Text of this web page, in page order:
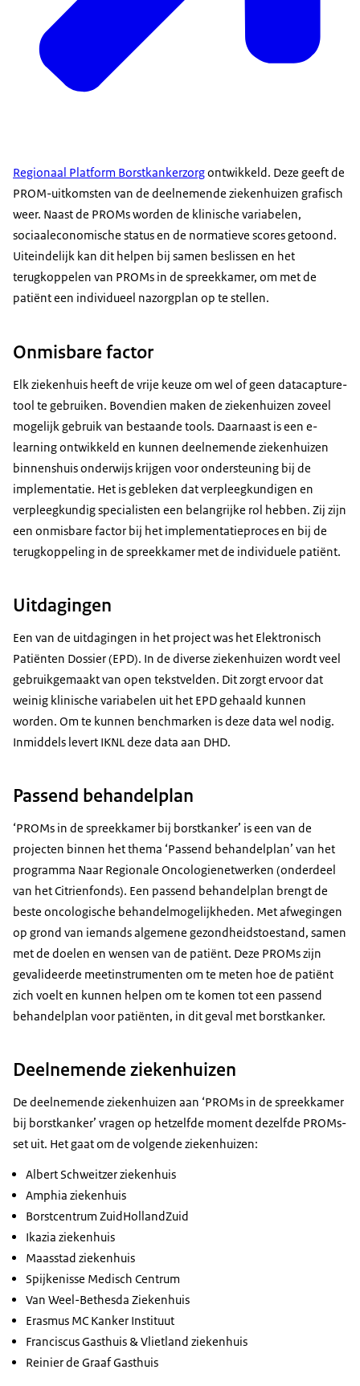
Regionaal Platform Borstkankerzorgontwikkeld. Deze geeft de
PROM-uitkomsten van de deelnemende ziekenhuizen grafisch
weer. Naast de PROMs worden de klinische variabelen,
sociaaleconomische status en de normatieve scores getoond.
Uiteindelijk kan dit helpen bij samen beslissen en het
terugkoppelen van PROMs in de spreekkamer, om met de
patiënt een individueel nazorgplan op te stellen.
Onmisbare factor
Elk ziekenhuis heeft de vrije keuze om wel of geen datacapture-
tool te gebruiken. Bovendien maken de ziekenhuizen zoveel
mogelijk gebruik van bestaande tools. Daarnaast is een e-
learning ontwikkeld en kunnen deelnemende ziekenhuizen
binnenshuis onderwijs krijgen voor ondersteuning bij de
implementatie. Het is gebleken dat verpleegkundigen en
verpleegkundig specialisten een belangrijke rol hebben. Zij zijn
een onmisbare factor bij het implementatieproces en bij de
terugkoppeling in de spreekkamer met de individuele patiënt.
Uitdagingen
Een van de uitdagingen in het project was het Elektronisch
Patiënten Dossier (EPD). In de diverse ziekenhuizen wordt veel
gebruikgemaakt van open tekstvelden. Dit zorgt ervoor dat
weinig klinische variabelen uit het EPD gehaald kunnen
worden. Om te kunnen benchmarken is deze data wel nodig.
Inmiddels levert IKNL deze data aan DHD.
Passend behandelplan
‘PROMs in de spreekkamer bij borstkanker’ is een van de
projecten binnen het thema ‘Passend behandelplan’ van het
programma Naar Regionale Oncologienetwerken (onderdeel
van het Citrienfonds). Een passend behandelplan brengt de
beste oncologische behandelmogelijkheden. Met afwegingen
op grond van iemands algemene gezondheidstoestand, samen
met de doelen en wensen van de patiënt. Deze PROMs zijn
gevalideerde meetinstrumenten om te meten hoe de patiënt
zich voelt en kunnen helpen om te komen tot een passend
behandelplan voor patiënten, in dit geval met borstkanker.
Deelnemende ziekenhuizen
De deelnemende ziekenhuizen aan ‘PROMs in de spreekkamer
bij borstkanker’ vragen op hetzelfde moment dezelfde PROMs-
set uit. Het gaat om de volgende ziekenhuizen:
Albert Schweitzer ziekenhuis
Amphia ziekenhuis
Borstcentrum ZuidHollandZuid
Ikazia ziekenhuis
Maasstad ziekenhuis
Spijkenisse Medisch Centrum
Van Weel-Bethesda Ziekenhuis
Erasmus MC Kanker Instituut
Franciscus Gasthuis & Vlietland ziekenhuis
Reinier de Graaf Gasthuis